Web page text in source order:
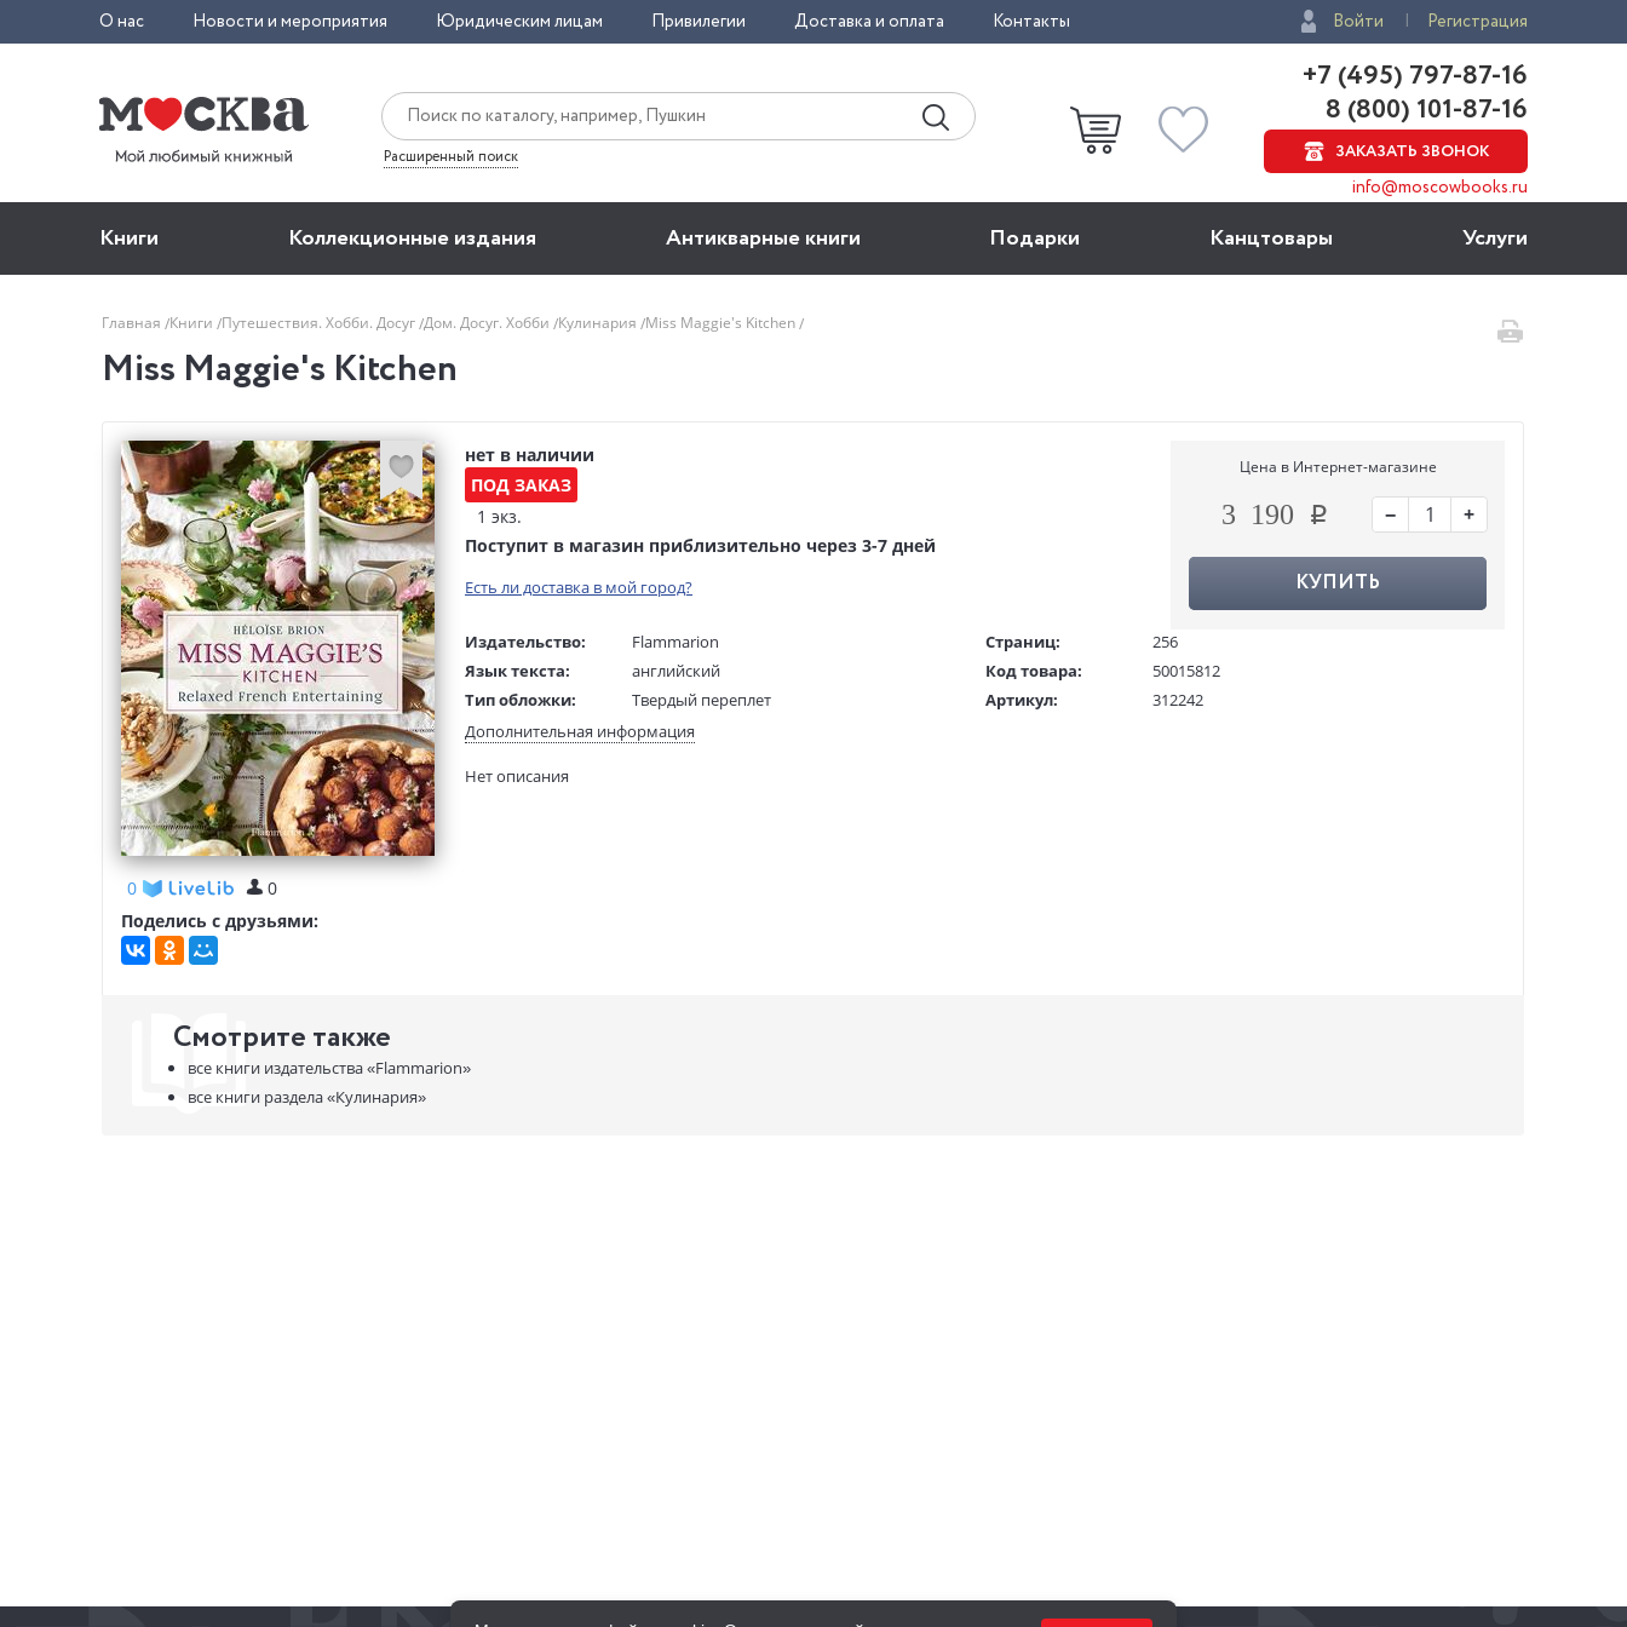
О нас Новости и мероприятия Юридическим лицам Привилегии Доставка и оплата Контакты Войти Регистрация
Расширенный поиск
+7 (495) 797-87-16
8 (800) 101-87-16
ЗАКАЗАТЬ ЗВОНОК
info@moscowbooks.ru
Книги Коллекционные издания Антикварные книги Подарки Канцтовары Услуги
Главная Книги Путешествия. Хобби. Досуг Дом. Досуг. Хобби Кулинария Miss Maggie's Kitchen
Miss Maggie's Kitchen
0
0
Поделись с друзьями:
нет в наличии
ПОД ЗАКАЗ
1 экз.
Поступит в магазин приблизительно через 3-7 дней
Есть ли доставка в мой город?
Цена в Интернет-магазине
3 190 − +
КУПИТЬ
Издательство:
Flammarion
Язык текста:
английский
Тип обложки:
Твердый переплет
Формат:
26,2 х 19,9 х 3 см
(ДхШхВ):
Страниц:
256
Код товара:
50015812
Артикул:
312242
Дополнительная информация
Нет описания
Смотрите также
все книги издательства«Flammarion»
все книги раздела«Кулинария»